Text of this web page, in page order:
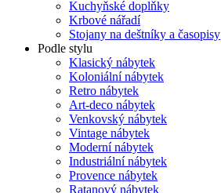
Kuchyňské doplňky
Krbové nářadí
Stojany na deštníky a časopisy
Podle stylu
Klasický nábytek
Koloniální nábytek
Retro nábytek
Art-deco nábytek
Venkovský nábytek
Vintage nábytek
Moderní nábytek
Industriální nábytek
Provence nábytek
Ratanový nábytek